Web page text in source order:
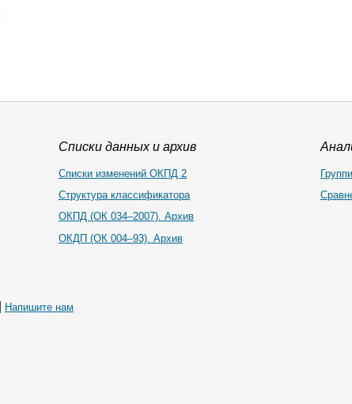
Списки данных и архив
Списки изменений ОКПД 2
Структура классификатора
ОКПД (ОК 034–2007). Архив
ОКДП (ОК 004–93). Архив
Напишите нам